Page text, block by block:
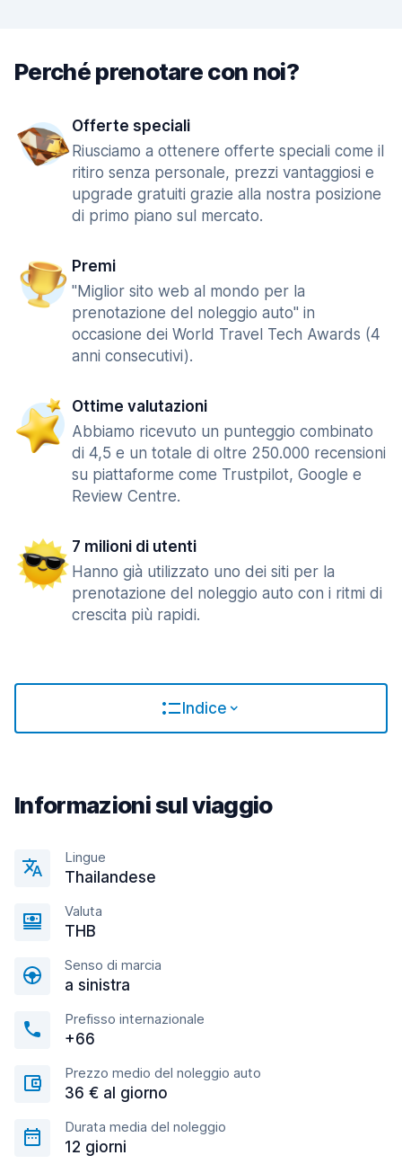
Perché prenotare con noi?
Offerte speciali
Riusciamo a ottenere offerte speciali come il
ritiro senza personale, prezzi vantaggiosi e
upgrade gratuiti grazie alla nostra posizione
di primo piano sul mercato.
Premi
"Miglior sito web al mondo per la
prenotazione del noleggio auto" in
occasione dei World Travel Tech Awards (4
anni consecutivi).
Ottime valutazioni
Abbiamo ricevuto un punteggio combinato
di 4,5 e un totale di oltre 250.000 recensioni
su piattaforme come Trustpilot, Google e
Review Centre.
7 milioni di utenti
Hanno già utilizzato uno dei siti per la
prenotazione del noleggio auto con i ritmi di
crescita più rapidi.
Indice
Informazioni sul viaggio
Lingue
Thailandese
Valuta
THB
Senso di marcia
a sinistra
Prefisso internazionale
+66
Prezzo medio del noleggio auto
36 € al giorno
Durata media del noleggio
12 giorni